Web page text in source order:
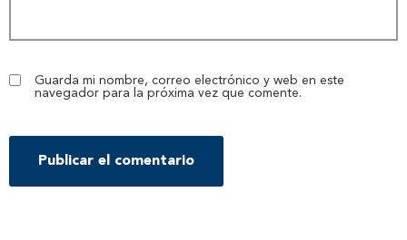
Guarda mi nombre, correo electrónico y web en este
navegador para la próxima vez que comente.